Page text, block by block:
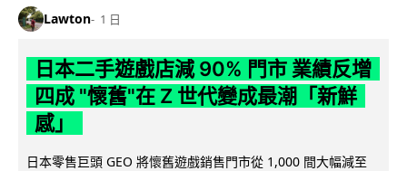
Lawton 1 日
日本二手遊戲店減 90% 門市 業績反增
四成 "懷舊"在 Z 世代變成最潮「新鮮
感」
日本零售巨頭 GEO 將懷舊遊戲銷售門市從 1,000 間大幅減至